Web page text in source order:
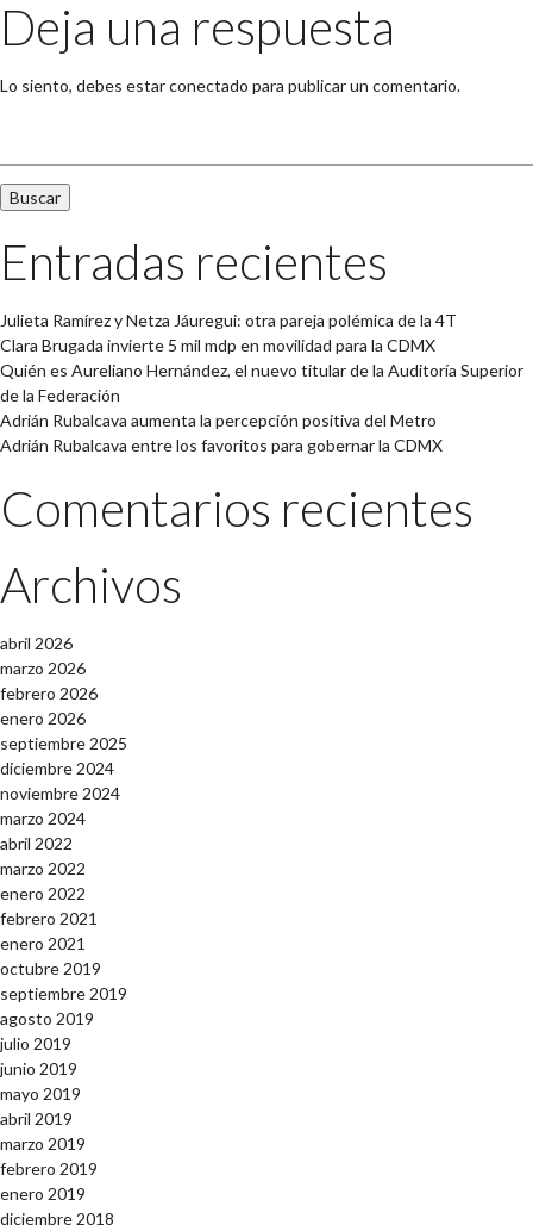
Deja una respuesta
Lo siento, debes estarconectado para publicar un comentario.
Entradas recientes
Julieta Ramírez y Netza Jáuregui: otra pareja polémica de la 4T
Clara Brugada invierte 5 mil mdp en movilidad para la CDMX
Quién es Aureliano Hernández, el nuevo titular de la Auditoría Superior
de la Federación
Adrián Rubalcava aumenta la percepción positiva del Metro
Adrián Rubalcava entre los favoritos para gobernar la CDMX
Comentarios recientes
Archivos
abril 2026
marzo 2026
febrero 2026
enero 2026
septiembre 2025
diciembre 2024
noviembre 2024
marzo 2024
abril 2022
marzo 2022
enero 2022
febrero 2021
enero 2021
octubre 2019
septiembre 2019
agosto 2019
julio 2019
junio 2019
mayo 2019
abril 2019
marzo 2019
febrero 2019
enero 2019
diciembre 2018